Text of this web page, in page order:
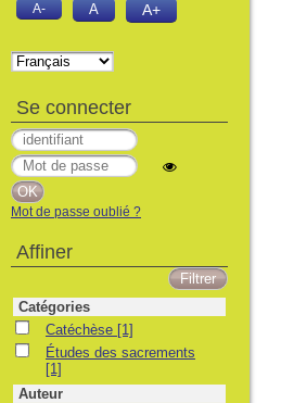
A- A A+
Se connecter
Mot de passe oublié ?
Affiner
Catégories
Catéchèse
Catéchèse [1]
Études des sacrements
Études des sacrements
[1]
Auteur